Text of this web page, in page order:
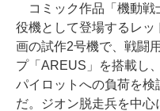
コミック作品「機動戦
役機として登場するレ
画の試作2号機で、戦闘
プ「AREUS」を搭載し
パイロットへの負荷を
だ。ジオン脱走兵を中